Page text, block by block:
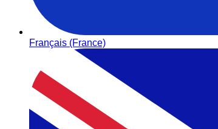
Français (France)